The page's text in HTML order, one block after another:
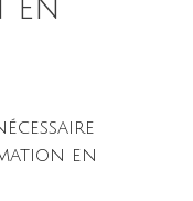
en
en